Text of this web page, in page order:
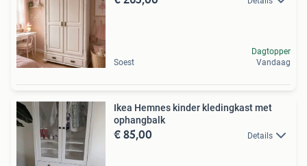
Soest
Dagtopper
Vandaag
Ikea Hemnes kinder kledingkast met
ophangbalk
€ 85,00 Details